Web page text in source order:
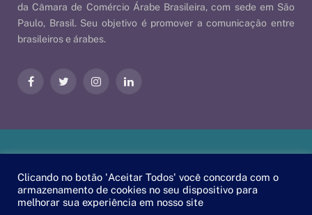
da Câmara de Comércio Árabe Brasileira, com sede em São
Paulo, Brasil. Seu objetivo é promover a comunicação entre
brasileiros e árabes.
FacebookTwitter InstagramLinkedIn
Árabe | ByEscaEsco.
Clicando no botão 'Aceitar Todos' você concorda com o
armazenamento de cookies no seu dispositivo para
melhorar sua experiência em nosso site